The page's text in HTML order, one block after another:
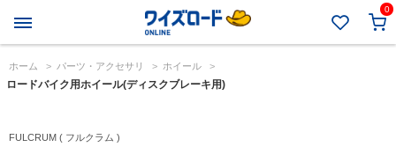
0
ホーム > パーツ・アクセサリ > ホイール >
ロードバイク用ホイール(ディスクブレーキ用)
FULCRUM ( フルクラム )